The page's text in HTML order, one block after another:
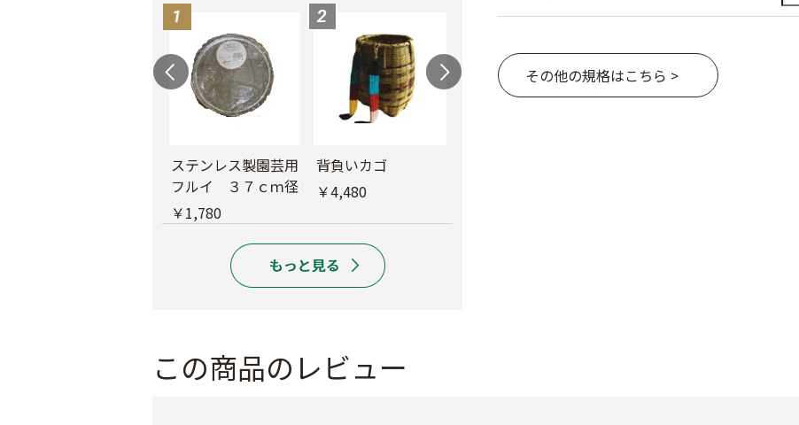
ステンレス製園芸用
フルイ ３７ｃｍ径
￥1,780
背負いカゴ
￥4,480
その他の規格はこちら >
この商品のレビュー